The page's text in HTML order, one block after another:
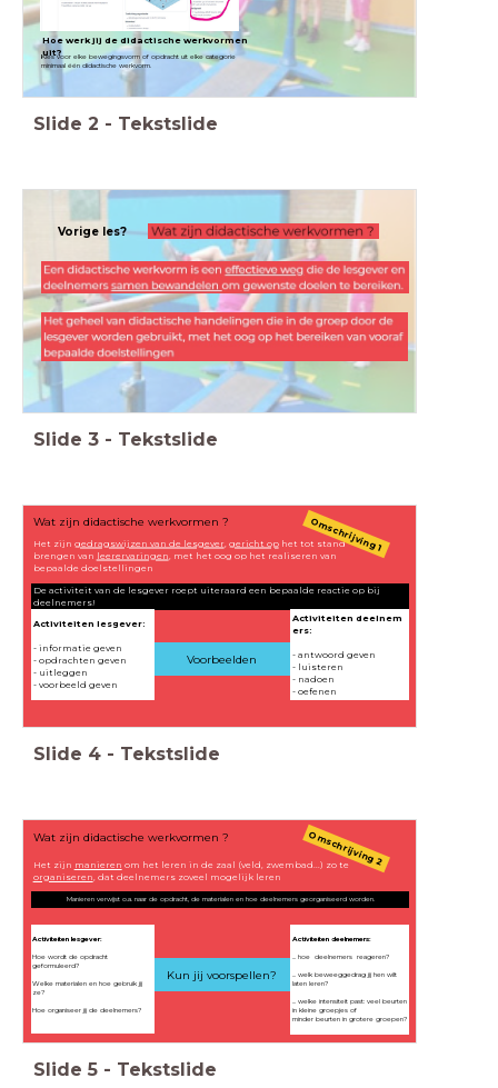
Hoe werk jij de didactische werkvormen
uit?
Kies voor elke bewegingsvorm of opdracht uit elke categorie
minimaal één didactische werkvorm.
Slide 2 - Tekstslide
Vorige les?
Slide 3 - Tekstslide
Wat zijn didactische werkvormen ?
Het zijn gedragswijzen van de lesgever gericht ophet tot stand
brengen van leerervaringen , met het oog op het realiseren van
bepaalde doelstellingen
De activiteit van de lesgever roept uiteraard een bepaalde reactie op bij
deelnemers!
Activiteiten lesgever:
- informatie geven
- opdrachten geven
- uitleggen
- voorbeeld geven
Activiteiten deelnem
ers:
- antwoord geven
- luisteren
- nadoen
- oefenen
Voorbeelden
Omschrijving 1
Slide 4 - Tekstslide
Wat zijn didactische werkvormen ?
Het zijn manieren om het leren in de zaal (veld, zwembad...) zo te
organiseren , dat deelnemers zoveel mogelijk leren
Manieren verwijst o.a. naar de opdracht, de materialen en hoe deelnemers georganiseerd worden.
Activiteiten lesgever:
Hoe wordt de opdracht
geformuleerd?
Welke materialen en hoe gebruik jij
ze?
Hoe organiseer jij de deelnemers?
Activiteitendeelnemers:
... hoe deelnemers reageren?
... welk beweeggedrag jij hen wilt
laten leren?
... welke intensiteit past: veel beurten
in kleine groepjes of
minder beurten in grotere groepen?
Kun jij voorspellen?
Omschrijving 2
Slide 5 - Tekstslide